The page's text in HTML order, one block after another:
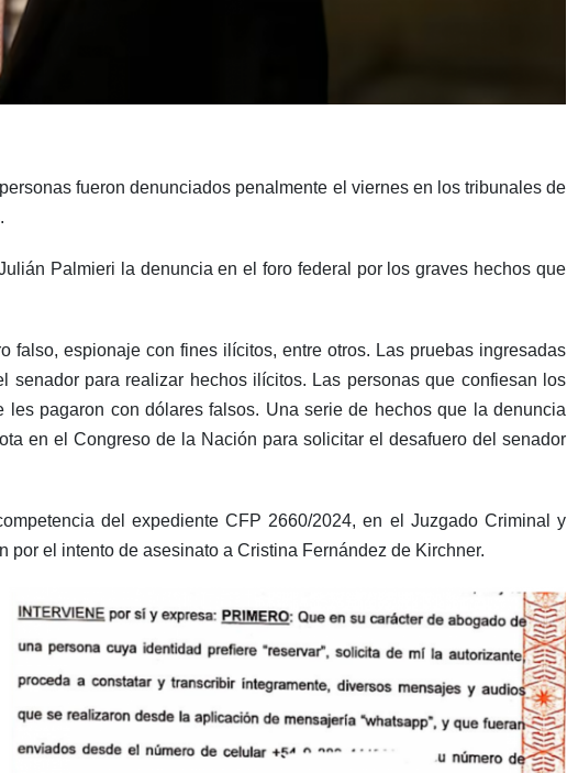
fueron denunciados penalmente el viernes en los tribunales de
Palmieri la denuncia en el foro federal por los graves hechos que
espionaje con fines ilícitos, entre otros. Las pruebas ingresadas
senador para realizar hechos ilícitos. Las personas que confiesan los
pagaron con dólares falsos. Una serie de hechos que la denuncia
en el Congreso de la Nación para solicitar el desafuero del senador
del expediente CFP 2660/2024, en el Juzgado Criminal y
el intento de asesinato a Cristina Fernández de Kirchner.